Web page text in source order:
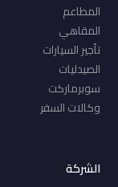
المطاعم
المقاهي
تأجير السيارات
الصيدليات
سوبرماركت
وكالات السفر
الشركة